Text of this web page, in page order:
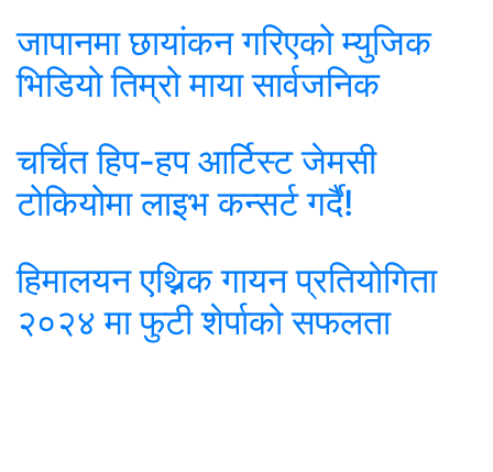
जापानमा छायांकन गरिएको म्युजिक
भिडियो तिम्रो माया सार्वजनिक
चर्चित हिप-हप आर्टिस्ट जेमसी
टोकियोमा लाइभ कन्सर्ट गर्दै!
हिमालयन एथ्निक गायन प्रतियोगिता
२०२४ मा फुटी शेर्पाको सफलता